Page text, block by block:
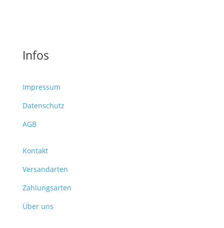
Infos
Impressum
Datenschutz
AGB
Kontakt
Versandarten
Zahlungsarten
Über uns